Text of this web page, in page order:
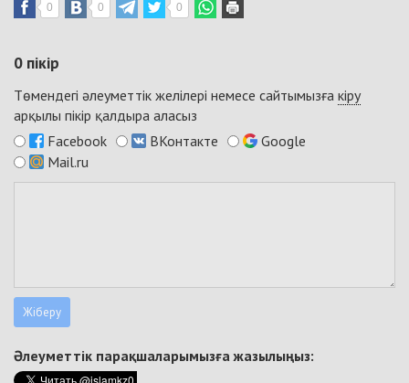
0 0 0
0 пікір
Төмендегі әлеуметтік желілері немесе сайтымызға кіру
арқылы пікір қалдыра аласыз
Facebook
ВКонтакте
Google
Mail.ru
Әлеуметтік парақшаларымызға жазылыңыз: